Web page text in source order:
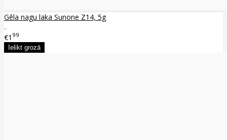
Gēla nagu laka Sunone Z14, 5g
..
€1 99